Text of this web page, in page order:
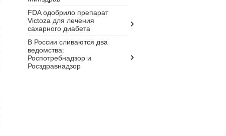
FDA одобрило препарат
Victoza для лечения
сахарного диабета
В России сливаются два
ведомства:
Роспотребнадзор и
Росздравнадзор